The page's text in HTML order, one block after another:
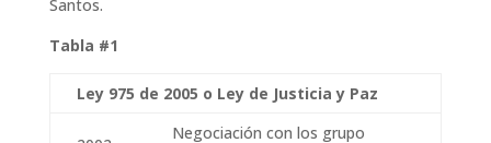
Santos.
Tabla #1
Ley 975 de 2005 o Ley de Justicia y Paz
Negociación con los grupo